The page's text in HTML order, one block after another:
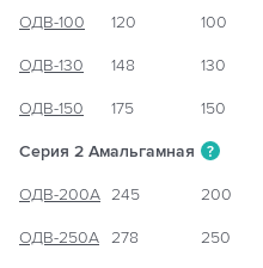
ОДВ-100 120 100
ОДВ-130 148 130
ОДВ-150 175 150
Серия 2 Амальгамная ?
ОДВ-200А 245 200
ОДВ-250А 278 250